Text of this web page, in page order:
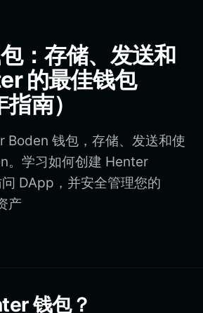
：存储、发送和
的最佳钱包
南）
Boden 钱包，存储、发送和使
。学习如何创建 Henter
DApp，并安全管理您的
产
钱包？